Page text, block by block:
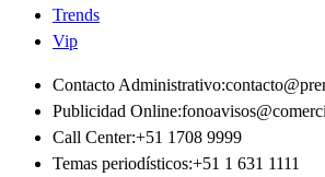
Trends
Vip
Contacto Administrativo:
Publicidad Online:
Call Center:+51 1708 9999
Temas periodísticos:+51 1 631 1111